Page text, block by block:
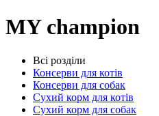
MY champion
Всі розділи
Консерви для котів
Консерви для собак
Сухий корм для котів
Сухий корм для собак